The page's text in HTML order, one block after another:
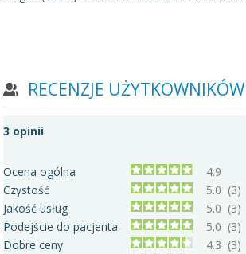
RECENZJE UŻYTKOWNIKÓW
3 opinii
Ocena ogólna
4.9
Czystość
5.0 (3)
Jakość usług
5.0 (3)
Podejście do pacjenta
5.0 (3)
Dobre ceny
4.3 (3)